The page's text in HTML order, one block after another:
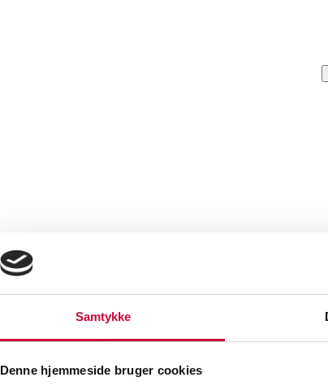
Samtykke
Denne hjemmeside bruger cookies